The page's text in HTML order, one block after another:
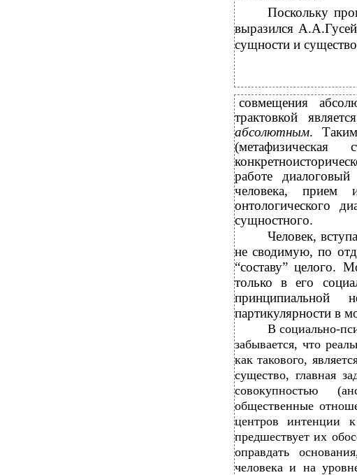
Поскольку
выразился
сущности и
совмещения
трактовкой
абсолютным.
(метафизическая
работе
человека, прием
онтологического
сущностного.
Человек,
не сводимую, по
“составу” целого.
только в его
принципиальной
партикулярности в
В социально-
забывается, что
как такового,
существо, главная
совокупностью
общественные
центров интенции
предшествует их
оправдать
человека и на